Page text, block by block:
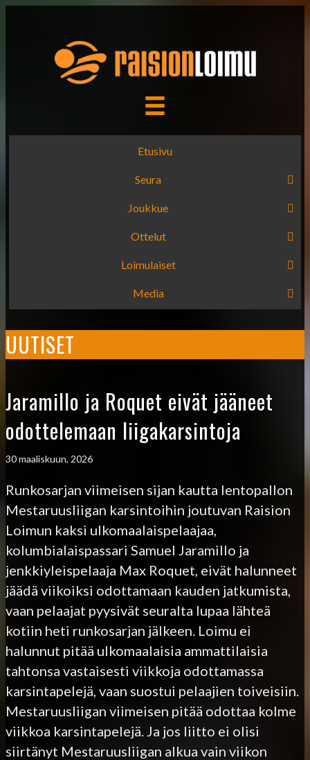
Etusivu
Seura
Joukkue
Ottelut
Loimulaiset
Media
UUTISET
Jaramillo ja Roquet eivät jääneet
odottelemaan liigakarsintoja
30 maaliskuun, 2026
Runkosarjan viimeisen sijan kautta lentopallon
Mestaruusliigan karsintoihin joutuvan Raision
Loimun kaksi ulkomaalaispelaajaa,
kolumbialaispassari Samuel Jaramillo ja
jenkkiyleispelaaja Max Roquet, eivät halunneet
jäädä viikoiksi odottamaan kauden jatkumista,
vaan pelaajat pyysivät seuralta lupaa lähteä
kotiin heti runkosarjan jälkeen. Loimu ei
halunnut pitää ulkomaalaisia ammattilaisia
tahtonsa vastaisesti viikkoja odottamassa
karsintapelejä, vaan suostui pelaajien toiveisiin.
Mestaruusliigan viimeisen pitää odottaa kolme
viikkoa karsintapelejä. Ja jos liitto ei olisi
siirtänyt Mestaruusliigan alkua vain viikon